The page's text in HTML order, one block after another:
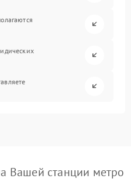
Вашей станции метро